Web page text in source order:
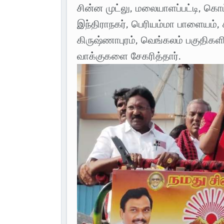
சின்ன முட்லு, மலையாளப்பட்டி,
இந்திராநகர், பெரியம்மா பாளையம்,
கிருஷ்ணாபுரம், வெங்கலம்
வாக்குகளை சேகரித்தார்.